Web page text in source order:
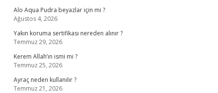
Alo Aqua Pudra beyazlar için mi ?
Ağustos 4, 2026
Yakın koruma sertifikası nereden alınır ?
Temmuz 29, 2026
Kerem Allah’ın ismi mi ?
Temmuz 25, 2026
Ayraç neden kullanılır ?
Temmuz 21, 2026